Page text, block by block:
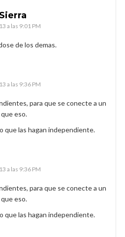
a las 9:01 PM
de los demas.
a las 9:36 PM
para que se conecte a un
eso.
que las hagan independiente.
a las 9:36 PM
para que se conecte a un
eso.
que las hagan independiente.